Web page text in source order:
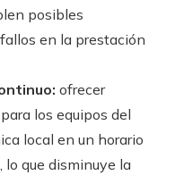
posibles
en la prestación
ofrecer
los equipos del
local en un horario
que disminuye la